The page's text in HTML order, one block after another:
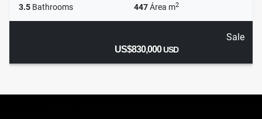
3.5 Bathrooms 447Área m2
Sale
US$830,000USD